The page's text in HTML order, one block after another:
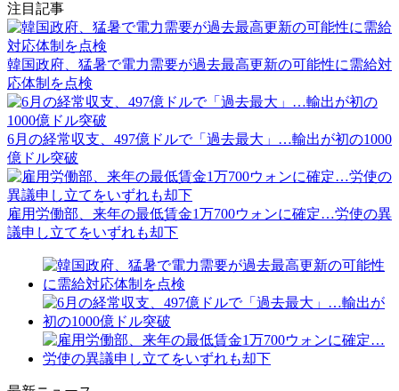
注目記事
韓国政府、猛暑で電力需要が過去最高更新の可能性に需給対
応体制を点検
6月の経常収支、497億ドルで「過去最大」…輸出が初の1000
億ドル突破
雇用労働部、来年の最低賃金1万700ウォンに確定…労使の異
議申し立てをいずれも却下